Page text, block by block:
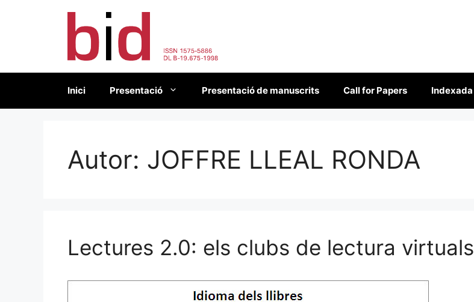
Inici Presentació Presentació de manuscrits Call for Papers Indexada
Autor: JOFFRE LLEAL RONDA
Lectures 2.0: els clubs de lectura virtuals